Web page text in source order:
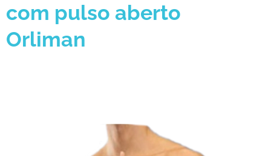
com pulso aberto
Orliman